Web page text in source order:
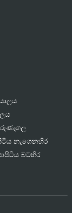
නැගෙනහිර
බටහිර